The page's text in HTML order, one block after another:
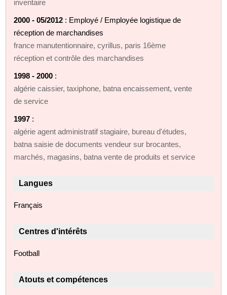
inventaire
2000 - 05/2012 : Employé / Employée logistique de
réception de marchandises
france manutentionnaire, cyrillus, paris 16ème
réception et contrôle des marchandises
1998 - 2000 :
algérie caissier, taxiphone, batna encaissement, vente
de service
1997 :
algérie agent administratif stagiaire, bureau d'études,
batna saisie de documents vendeur sur brocantes,
marchés, magasins, batna vente de produits et service
Langues
Français
Centres d'intérêts
Football
Atouts et compétences